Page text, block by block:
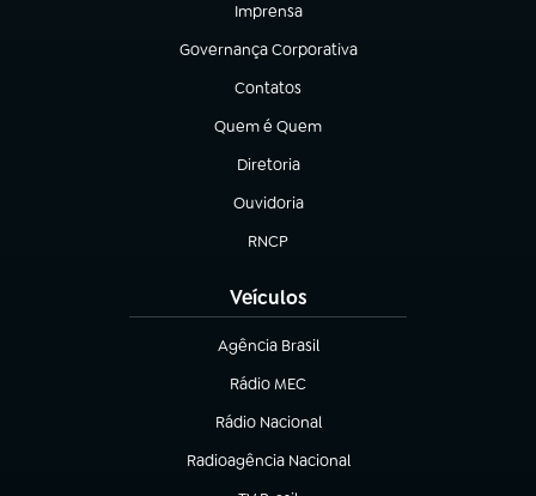
Imprensa
(abre em nova aba)
Governança Corporativa
(abre em nova aba)
Contatos
(abre em nova aba)
Quem é Quem
(abre em nova aba)
Diretoria
(abre em nova aba)
Ouvidoria
(abre em nova aba)
RNCP
(abre em nova aba)
Veículos
Agência Brasil
(abre em nova aba)
Rádio MEC
Rádio Nacional
(abre em nova aba)
Radioagência Nacional
(abre em nova aba)